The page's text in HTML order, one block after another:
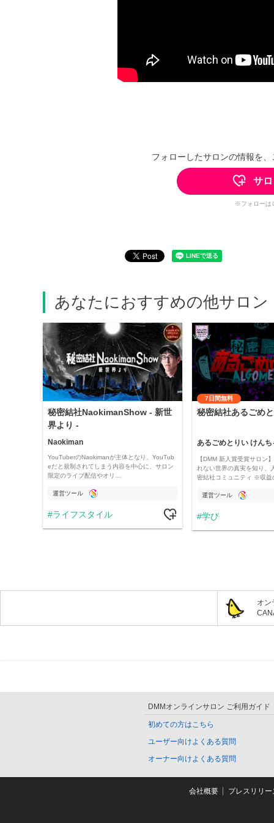
フォローしたサロンの情報を
サ
※フォローは
あなたにおすすめの他サロン
秘密結社NaokimanShow - 新世
界より -
Naokiman
YouTuberのNaokimanが主体となり、YouTub
eだと規制されてしまう内容を中心に、サロン
限定のライブ配信やオリ…
運営ツール
ライフスタイル
7日間無料
秘密結社あるごめ
あるごめとりい けん
【DMM 新人賞受賞サロン
れない世界の真実を知り、
密結社コミュニティ ※収
運営ツール
学び
オン
DMMオンラインサロン ご利用ガイド
初めての方はこちら
ユーザー向けよくある質問
オーナー向けよくある質問
会社概要 プレスリリー